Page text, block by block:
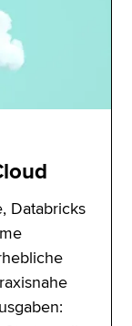
Databricks